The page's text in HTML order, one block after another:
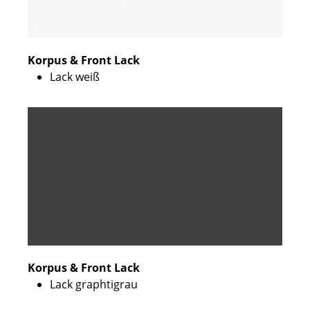
Korpus & Front Lack
Lack weiß
Korpus & Front Lack
Lack graphtigrau